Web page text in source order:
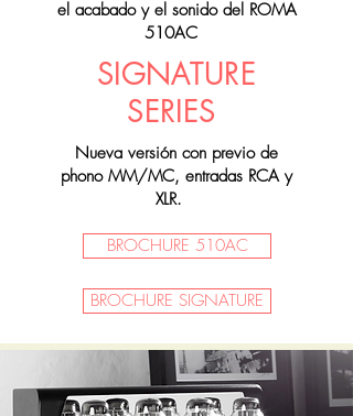
el acabado y el sonido del ROMA
510AC
SIGNATURE
SERIES
Nueva versión con previo de
phono MM/MC, entradas RCA y
XLR.
BROCHURE 510AC
BROCHURE SIGNATURE